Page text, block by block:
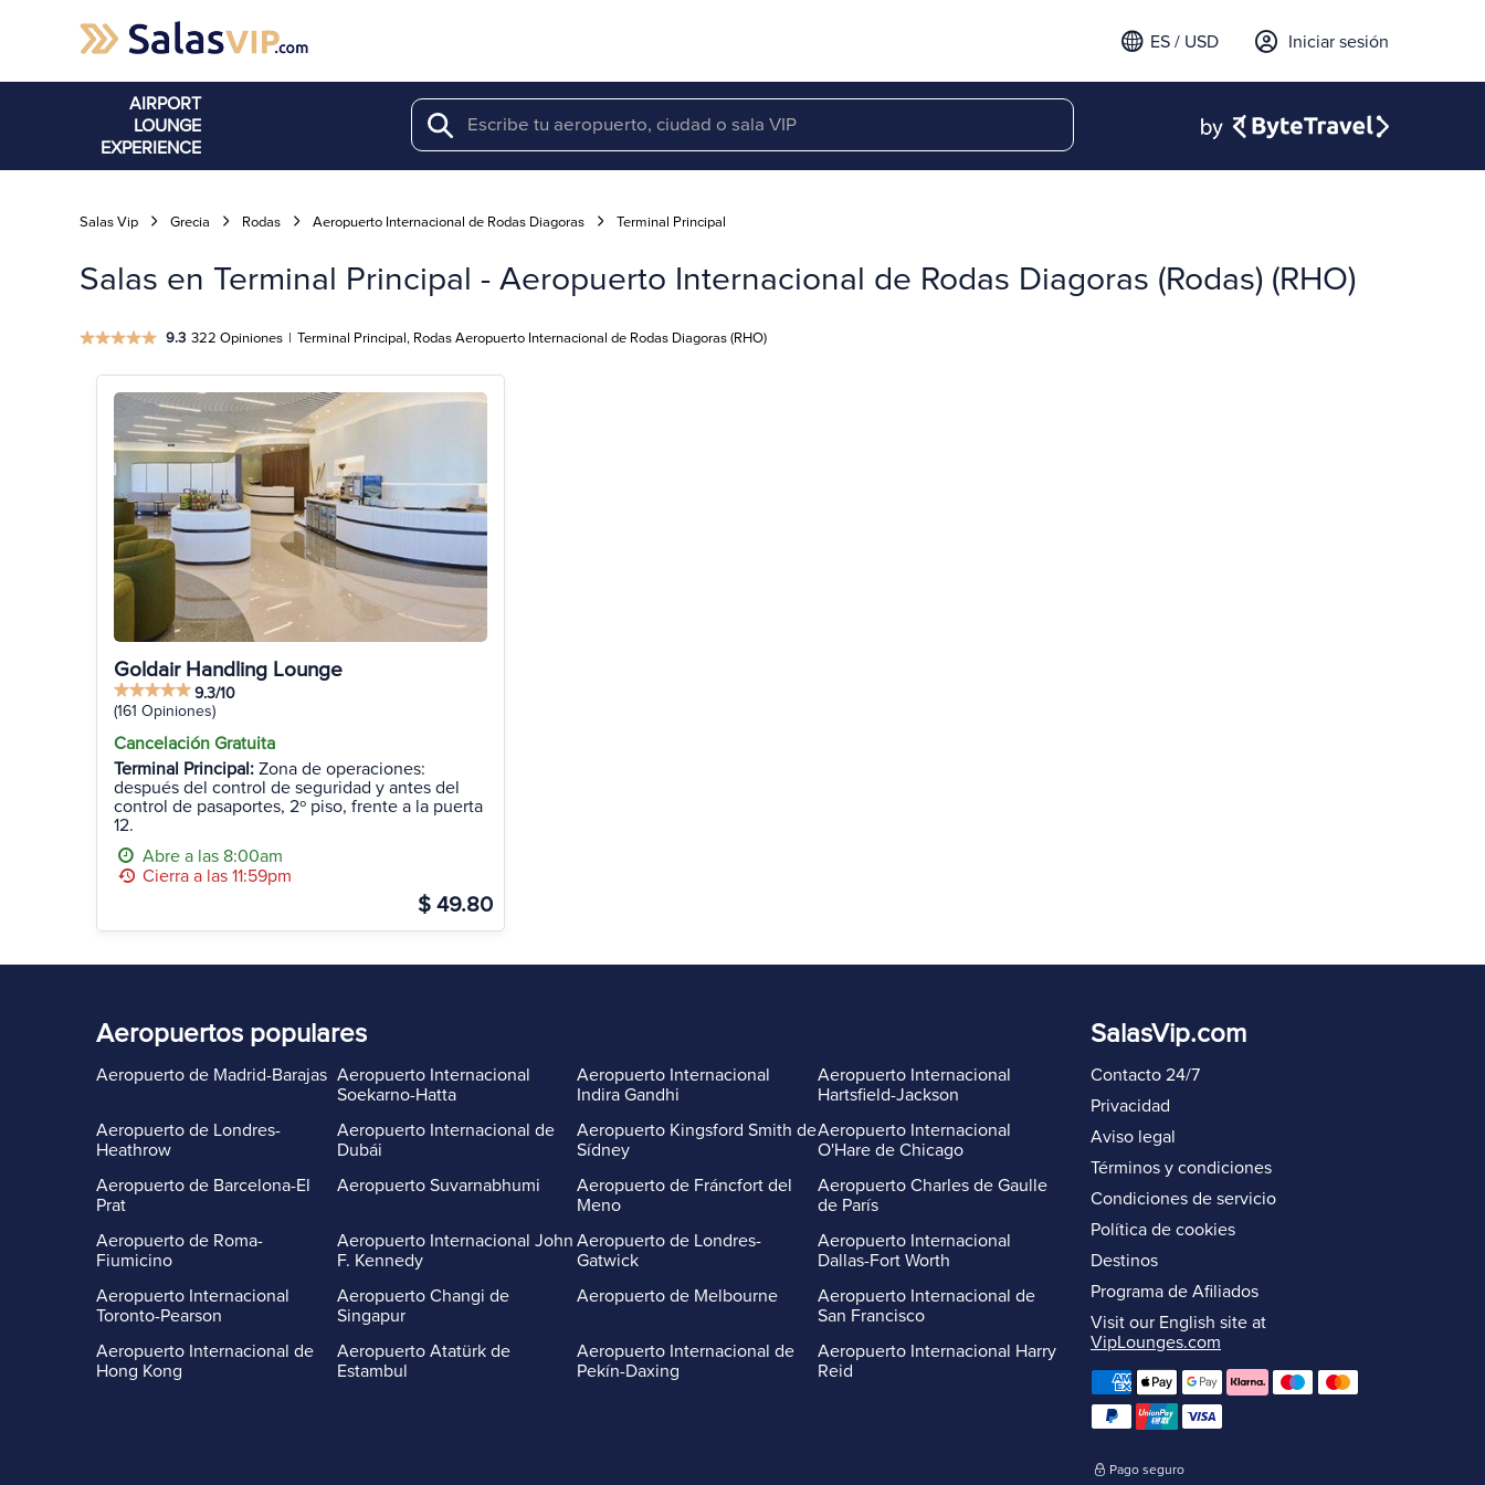
Iniciar sesión
ES / USD
AIRPORT
LOUNGE
EXPERIENCE
Search
Salas Vip Grecia Rodas Aeropuerto Internacional de Rodas Diagoras Terminal Principal
Salas en Terminal Principal - Aeropuerto Internacional de Rodas Diagoras (Rodas) (RHO)
9.3 322 Opiniones | Terminal Principal, Rodas Aeropuerto Internacional de Rodas Diagoras (RHO)
Goldair Handling Lounge
9.3/10
(161 Opiniones)
Cancelación Gratuita
Terminal Principal: Zona de operaciones:
después del control de seguridad y antes del
control de pasaportes, 2º piso, frente a la puerta
12.
Abre a las 8:00am
Cierra a las 11:59pm
$ 49.80
Aeropuertos populares
Aeropuerto de Madrid-Barajas
Aeropuerto de Londres-
Heathrow
Aeropuerto de Barcelona-El
Prat
Aeropuerto de Roma-
Fiumicino
Aeropuerto Internacional
Toronto-Pearson
Aeropuerto Internacional de
Hong Kong
Aeropuerto Internacional
Soekarno-Hatta
Aeropuerto Internacional de
Dubái
Aeropuerto Suvarnabhumi
Aeropuerto Internacional John
F. Kennedy
Aeropuerto Changi de
Singapur
Aeropuerto Atatürk de
Estambul
Aeropuerto Internacional
Indira Gandhi
Aeropuerto Kingsford Smith de
Sídney
Aeropuerto de Fráncfort del
Meno
Aeropuerto de Londres-
Gatwick
Aeropuerto de Melbourne
Aeropuerto Internacional de
Pekín-Daxing
Aeropuerto Internacional
Hartsfield-Jackson
Aeropuerto Internacional
O'Hare de Chicago
Aeropuerto Charles de Gaulle
de París
Aeropuerto Internacional
Dallas-Fort Worth
Aeropuerto Internacional de
San Francisco
Aeropuerto Internacional Harry
Reid
SalasVip.com
Contacto 24/7
Privacidad
Aviso legal
Términos y condiciones
Condiciones de servicio
Política de cookies
Destinos
Programa de Afiliados
Visit our English site at
VipLounges.com
Pago seguro